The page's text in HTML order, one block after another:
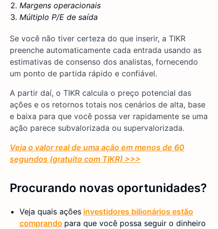
Margens operacionais
Múltiplo P/E de saída
Se você não tiver certeza do que inserir, a TIKR
preenche automaticamente cada entrada usando as
estimativas de consenso dos analistas, fornecendo
um ponto de partida rápido e confiável.
A partir daí, o TIKR calcula o preço potencial das
ações e os retornos totais nos cenários de alta, base
e baixa para que você possa ver rapidamente se uma
ação parece subvalorizada ou supervalorizada.
Veja o valor real de uma ação em menos de 60
segundos (gratuito com TIKR) >>>
Procurando novas oportunidades?
Veja quais ações investidores bilionários estão
comprando para que você possa seguir o dinheiro